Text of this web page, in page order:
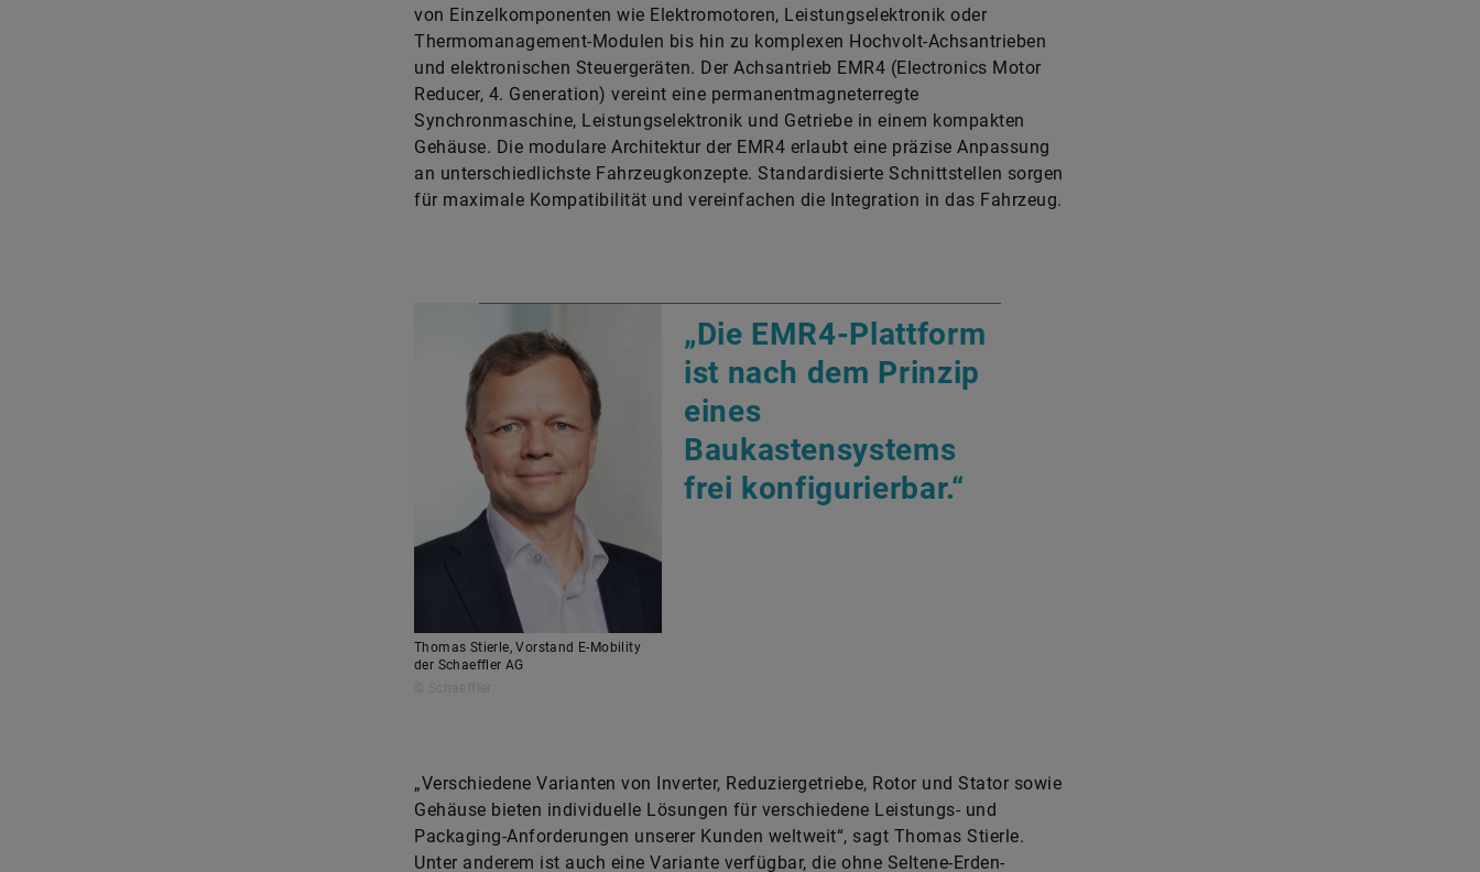
von Einzelkomponenten wie Elektromotoren, Leistungselektronik oder
Thermomanagement-Modulen bis hin zu komplexen Hochvolt-Achsantrieben
und elektronischen Steuergeräten. Der Achsantrieb EMR4 (Electronics Motor
Reducer, 4. Generation) vereint eine permanentmagneterregte
Synchronmaschine, Leistungselektronik und Getriebe in einem kompakten
Gehäuse. Die modulare Architektur der EMR4 erlaubt eine präzise Anpassung
an unterschiedlichste Fahrzeugkonzepte. Standardisierte Schnittstellen sorgen
für maximale Kompatibilität und vereinfachen die Integration in das Fahrzeug.
Thomas Stierle, Vorstand E-Mobility
der Schaeffler AG
„Die EMR4-Plattform
ist nach dem Prinzip
eines
Baukastensystems
frei konfigurierbar.“
„Verschiedene Varianten von Inverter, Reduziergetriebe, Rotor und Stator sowie
Gehäuse bieten individuelle Lösungen für verschiedene Leistungs- und
Packaging-Anforderungen unserer Kunden weltweit“, sagt Thomas Stierle.
Unter anderem ist auch eine Variante verfügbar, die ohne Seltene-Erden-